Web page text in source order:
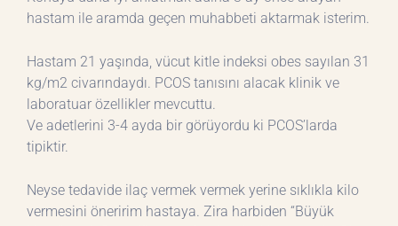
hastam ile aramda geçen muhabbeti aktarmak isterim.
Hastam 21 yaşında, vücut kitle indeksi obes sayılan 31
kg/m2 civarındaydı. PCOS tanısını alacak klinik ve
laboratuar özellikler mevcuttu.
Ve adetlerini 3-4 ayda bir görüyordu ki PCOS’larda
tipiktir.
Neyse tedavide ilaç vermek vermek yerine sıklıkla kilo
vermesini öneririm hastaya. Zira harbiden “Büyük